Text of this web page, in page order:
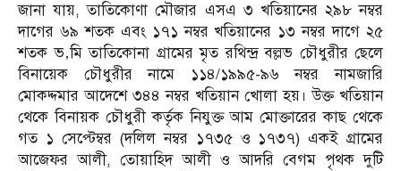
জানা যায়, তাতিকোণা মৌজার এসএ ৩ খতিয়ানের ২৯৮ নম্বর
দাগের ৬৯ শতক এবং ১৭১ নম্বর খতিয়ানের ১৩ নম্বর দাগে ২৫
শতক ভ‚মি তাতিকোনা গ্রামের মৃত রথিন্দ্র বল্লভ চৌধুরীর ছেলে
বিনায়েক চৌধুরীর নামে ১১৪/১৯৯৫-৯৬ নম্বর নামজারি
মোকদ্দমার আদেশে ৩৪৪ নম্বর খতিয়ান খোলা হয়। উক্ত খতিয়ান
থেকে বিনায়ক চৌধুরী কর্তৃক নিযুক্ত আম মোক্তারের কাছ থেকে
গত ১ সেপ্টেম্বর (দলিল নম্বর ১৭৩৫ ও ১৭৩৭) একই গ্রামের
আজেফর আলী, তোয়াহিদ আলী ও আদরি বেগম পৃথক দুটি